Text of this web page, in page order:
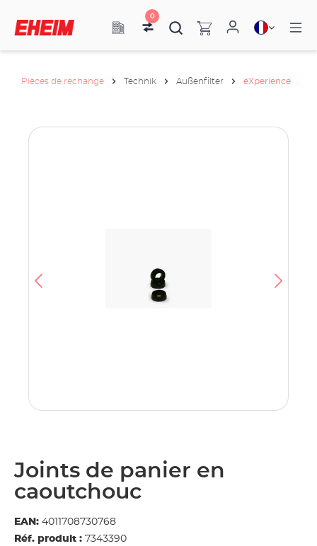
0
Pièces de rechange Technik Außenfilter eXperience
Joints de panier en
caoutchouc
EAN: 4011708730768
Réf. produit : 7343390